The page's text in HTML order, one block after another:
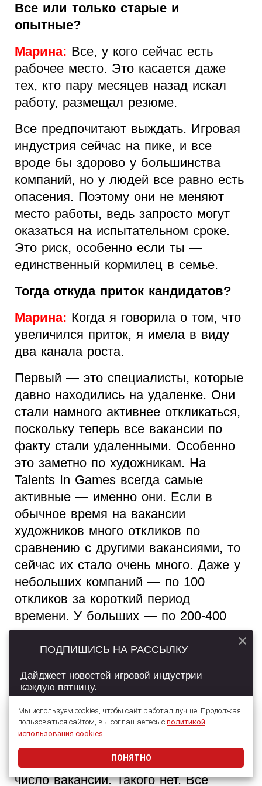
Все или только старые и
опытные?
Марина: Все, у кого сейчас есть
рабочее место. Это касается даже
тех, кто пару месяцев назад искал
работу, размещал резюме.
Все предпочитают выждать. Игровая
индустрия сейчас на пике, и все
вроде бы здорово у большинства
компаний, но у людей все равно есть
опасения. Поэтому они не меняют
место работы, ведь запросто могут
оказаться на испытательном сроке.
Это риск, особенно если ты —
единственный кормилец в семье.
Тогда откуда приток кандидатов?
Марина: Когда я говорила о том, что
увеличился приток, я имела в виду
два канала роста.
Первый — это специалисты, которые
давно находились на удаленке. Они
стали намного активнее откликаться,
поскольку теперь все вакансии по
факту стали удаленными. Особенно
это заметно по художникам. На
Talents In Games всегда самые
активные — именно они. Если в
обычное время на вакансии
художников много откликов по
сравнению с другими вакансиями, то
сейчас их стало очень много. Даже у
небольших компаний — по 100
откликов за короткий период
времени. У больших — по 200-400
откликов с учетом удаленки.
Второй — кандидаты не из
индустрии.
кадров?
Марина:Я не заметила, чтобы
сильно увеличилось или снизилось
число вакансий. Такого нет. Все
Мы используем cookies, чтобы сайт работал лучше. Продолжая
пользоваться сайтом, вы соглашаетесь с политикой
использования cookies.
ПОНЯТНО
ПОДПИШИСЬ НА РАССЫЛКУ
Дайджест новостей игровой индустрии
каждую пятницу.
Даю согласие на обработкуперсональных данных
×